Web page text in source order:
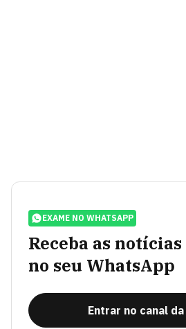
EXAME NO WHATSAPP
Receba as notícias
no seu WhatsApp
Entrar no canal da